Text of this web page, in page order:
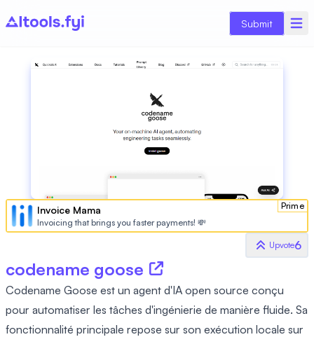
Submit
Prime
Invoice Mama
Invoicing that brings you faster payments! 💸
Upvote6
codename goose
Codename Goose est un agent d'IA open source conçu
pour automatiser les tâches d'ingénierie de manière fluide. Sa
fonctionnalité principale repose sur son exécution locale sur